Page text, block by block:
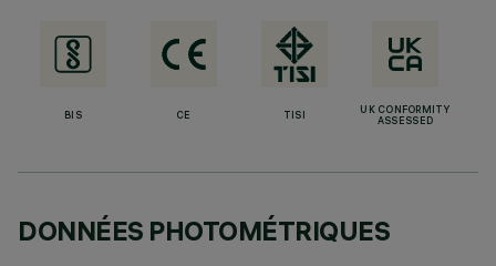
BIS CE TISI
UK CONFORMITY
ASSESSED
DONNÉES PHOTOMÉTRIQUES